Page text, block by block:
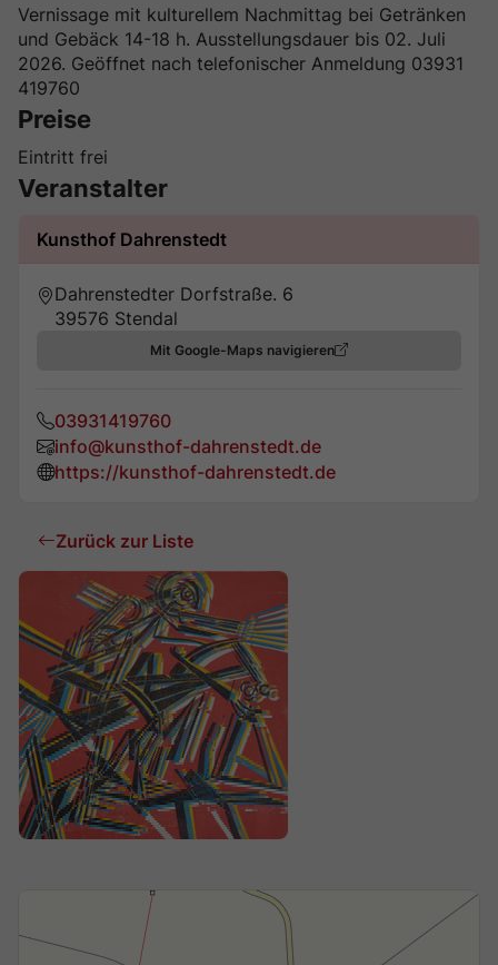
Vernissage mit kulturellem Nachmittag bei Getränken
und Gebäck 14-18 h. Ausstellungsdauer bis 02. Juli
2026. Geöffnet nach telefonischer Anmeldung 03931
419760
Preise
Eintritt frei
Veranstalter
Kunsthof Dahrenstedt
Dahrenstedter Dorfstraße. 6
39576 Stendal
Mit Google-Maps navigieren
03931419760
info@kunsthof-dahrenstedt.de
https://kunsthof-dahrenstedt.de
Zurück zur Liste